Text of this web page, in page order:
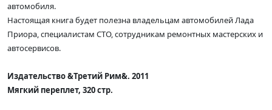
автомобиля.
Настоящая книга будет полезна владельцам автомобилей Лада
Приора, специалистам СТО, сотрудникам ремонтных мастерских и
автосервисов.
Издательство &Третий Рим&. 2011
Мягкий переплет, 320 стр.